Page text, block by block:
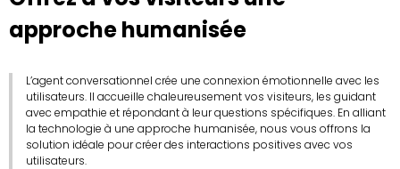
approche humanisée
L’agent conversationnel crée une connexion émotionnelle avec les
utilisateurs. Il accueille chaleureusement vos visiteurs, les guidant
avec empathie et répondant à leur questions spécifiques. En alliant
la technologie à une approche humanisée, nous vous offrons la
solution idéale pour créer des interactions positives avec vos
utilisateurs.